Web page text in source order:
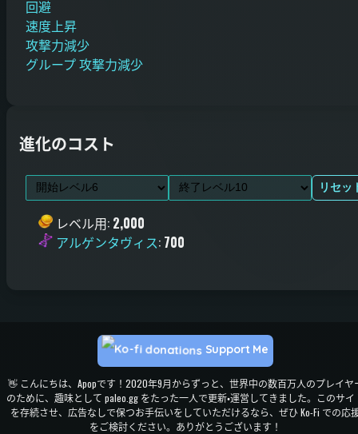
回避
速度上昇
攻撃力減少
グループ 攻撃力減少
進化のコスト
リセッ
レベル用: 2,000
アルゲンタヴィス: 700
👋 こんにちは、Apopです！2020年9月からずっと、世界中の数百万人のプレイヤ
のために、趣味として paleo.gg をたった一人で更新・運営してきました。このサイ
を存続させ、広告なしで保つお手伝いをしていただけるなら、ぜひ Ko-Fi での応
をご検討ください。ありがとうございます！
Support Me